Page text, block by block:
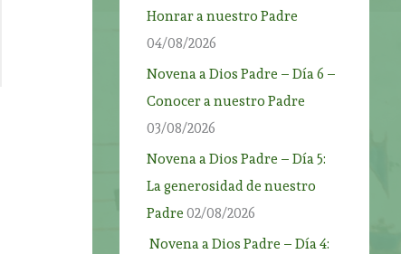
Honrar a nuestro Padre
04/08/2026
Novena a Dios Padre – Día 6 –
Conocer a nuestro Padre
03/08/2026
Novena a Dios Padre – Día 5:
La generosidad de nuestro
Padre 02/08/2026
Novena a Dios Padre – Día 4: